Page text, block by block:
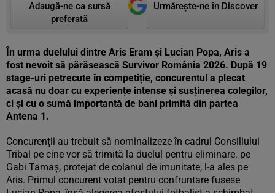
Adaugă-ne ca sursă
preferată
Urmărește-ne în Discover
În urma duelului dintre Aris Eram și Lucian Popa, Aris a
fost nevoit să părăsească Survivor România 2026. După 19
stage-uri petrecute în competiție, concurentul a plecat
acasă nu doar cu experiențe intense și susținerea colegilor,
ci și cu o sumă importantă de bani primită din partea
Antena 1.
Concurenții au trebuit să nominalizeze în cadrul Consiliului
Tribal pe cine vor să trimită la duelul pentru eliminare. pe
Gabi Tamaș, protejat de colanul de imunitate, l-a ales pe
Aris. Primul concurent votat pentru confruntare fusese